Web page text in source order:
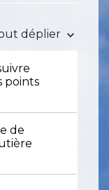
déplier keyboard_arrow_down
points
de